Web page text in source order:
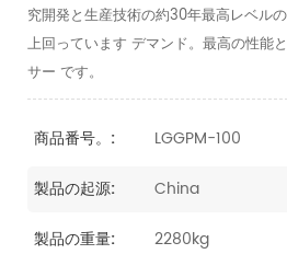
究開発と生産技術の約30年最高レベル
上回っています デマンド。最高の性能
サー です。
商品番号。: LGGPM-100
製品の起源: China
製品の重量: 2280kg